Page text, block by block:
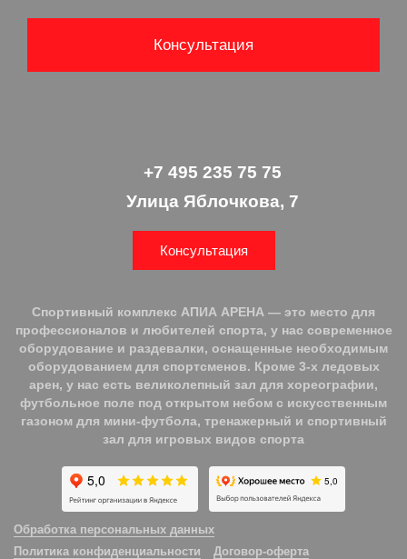
Консультация
+7 495 235 75 75
Улица Яблочкова, 7
Консультация
Спортивный комплекс АПИА АРЕНА — это место для
профессионалов и любителей спорта, у нас современное
оборудование и раздевалки, оснащенные необходимым
оборудованием для спортсменов. Кроме 3-х ледовых
арен, у нас есть великолепный зал для хореографии,
футбольное поле под открытом небом с искусственным
газоном для мини-футбола, тренажерный и спортивный
зал для игровых видов спорта
Обработка персональных данных
Политика конфиденциальности
Договор-оферта